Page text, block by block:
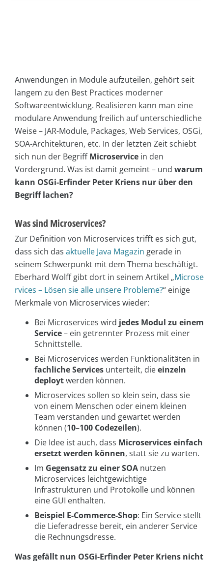
Anwendungen in Module aufzuteilen, gehört seit
langem zu den Best Practices moderner
Softwareentwicklung. Realisieren kann man eine
modulare Anwendung freilich auf unterschiedliche
Weise – JAR-Module, Packages, Web Services, OSGi,
SOA-Architekturen, etc. In der letzten Zeit schiebt
sich nun der BegriffMicroservice in den
Vordergrund. Was ist damit gemeint – und warum
kann OSGi-Erfinder Peter Kriens nur über den
Begriff lachen?
Was sind Microservices?
Zur Definition von Microservices trifft es sich gut,
dass sich das aktuelle Java Magazin gerade in
seinem Schwerpunkt mit dem Thema beschäftigt.
Eberhard Wolff gibt dort in seinem Artikel „Microse
rvices – Lösen sie alle unsere Probleme?“ einige
Merkmale von Microservices wieder:
Bei Microservices wird jedes Modul zu einem
Service– ein getrennter Prozess mit einer
Schnittstelle.
Bei Microservices werden Funktionalitäten in
fachliche Services unterteilt, dieeinzeln
deploytwerden können.
Microservices sollen so klein sein, dass sie
von einem Menschen oder einem kleinen
Team verstanden und gewartet werden
können (10–100 Codezeilen).
Die Idee ist auch, dass Microservices einfach
ersetzt werden können, statt sie zu warten.
Im Gegensatz zu einer SOA nutzen
Microservices leichtgewichtige
Infrastrukturen und Protokolle und können
eine GUI enthalten.
Beispiel E-Commerce-Shop: Ein Service stellt
die Lieferadresse bereit, ein anderer Service
die Rechnungsdresse.
Was gefällt nun OSGi-Erfinder Peter Kriens nicht